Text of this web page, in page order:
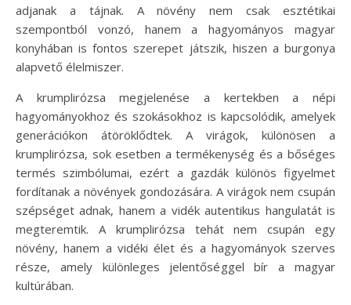
adjanak a tájnak. A növény nem csak esztétikai
szempontból vonzó, hanem a hagyományos magyar
konyhában is fontos szerepet játszik, hiszen a burgonya
alapvető élelmiszer.
A krumplirózsa megjelenése a kertekben a népi
hagyományokhoz és szokásokhoz is kapcsolódik, amelyek
generációkon átöröklődtek. A virágok, különösen a
krumplirózsa, sok esetben a termékenység és a bőséges
termés szimbólumai, ezért a gazdák különös figyelmet
fordítanak a növények gondozására. A virágok nem csupán
szépséget adnak, hanem a vidék autentikus hangulatát is
megteremtik. A krumplirózsa tehát nem csupán egy
növény, hanem a vidéki élet és a hagyományok szerves
része, amely különleges jelentőséggel bír a magyar
kultúrában.